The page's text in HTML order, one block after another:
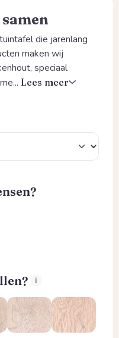
die jarenlang
maken wij
speciaal
Lees meer